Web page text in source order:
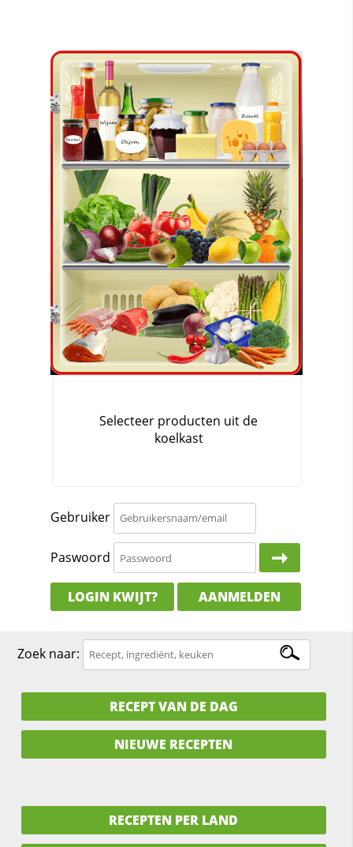
Gebruiker
Paswoord
LOGIN KWIJT? AANMELDEN
Zoek naar:
RECEPT VAN DE DAG
NIEUWE RECEPTEN
RECEPTEN PER LAND